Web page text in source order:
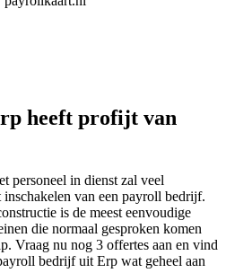
heeft profijt van
personeel in dienst zal veel
van een payroll bedrijf.
is de meest eenvoudige
die normaal gesproken komen
Vraag nu nog 3 offertes aan en vind
bedrijf uit Erp wat geheel aan